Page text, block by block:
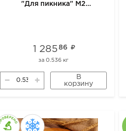
"Для пикника" М2
1 285 86
за0.536 кг
В
корзину